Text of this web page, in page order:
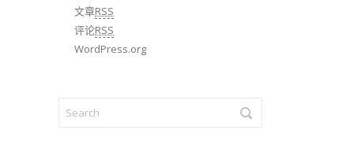
文章RSS
评论RSS
WordPress.org